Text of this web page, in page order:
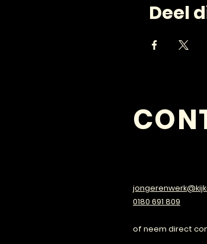
Deel
0180 691 809
of neem direct